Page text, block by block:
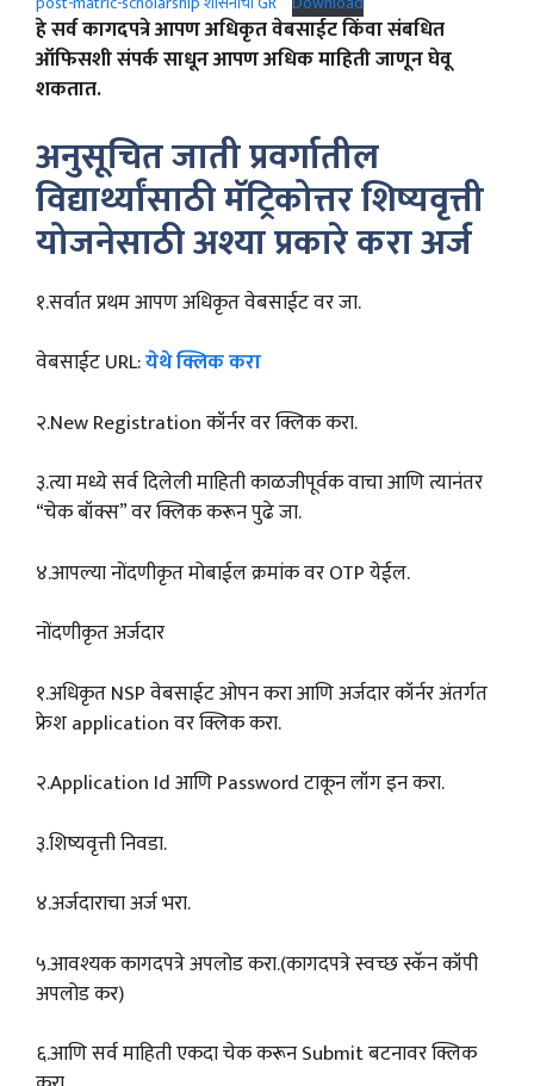
हे सर्व कागदपत्रे आपण अधिकृत वेबसाईट किंवा संबधित
ऑफिसशी संपर्क साधून आपण अधिक माहिती जाणून घेवू
शकतात.
अनुसूचित जाती प्रवर्गातील
विद्यार्थ्यांसाठी मॅट्रिकोत्तर शिष्यवृत्ती
योजनेसाठी अश्या प्रकारे करा अर्ज
१.सर्वात प्रथम आपण अधिकृत वेबसाईट वर जा.
वेबसाईट URL:येथे क्लिक करा
२.New Registration कॉर्नर वर क्लिक करा.
३.त्या मध्ये सर्व दिलेली माहिती काळजीपूर्वक वाचा आणि त्यानंतर
“चेक बॉक्स” वर क्लिक करून पुढे जा.
४.आपल्या नोंदणीकृत मोबाईल क्रमांक वर OTP येईल.
नोंदणीकृत अर्जदार
१.अधिकृत NSP वेबसाईट ओपन करा आणि अर्जदार कॉर्नर अंतर्गत
फ्रेश application वर क्लिक करा.
२.Application Id आणि Password टाकून लॉग इन करा.
३.शिष्यवृत्ती निवडा.
४.अर्जदाराचा अर्ज भरा.
५.आवश्यक कागदपत्रे अपलोड करा.(कागदपत्रे स्वच्छ स्कॅन कॉपी
अपलोड कर)
६.आणि सर्व माहिती एकदा चेक करून Submit बटनावर क्लिक